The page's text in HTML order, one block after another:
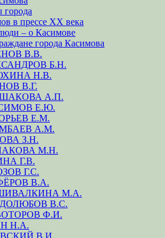
в прессе XX века
– о Касимове
города Касимова
В.В.
Б.Н.
Н.В.
В.Г.
А.П.
Е.Ю.
Е.М.
А.М.
З.Н.
М.Н.
Г.В.
Г.С.
В.А.
М.А.
В.С.
Ф.И.
Н.А.
В.И.